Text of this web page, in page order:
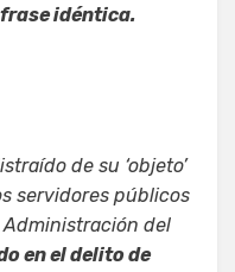
idéntica.
de su ‘objeto’
servidores públicos
del
en el delito de